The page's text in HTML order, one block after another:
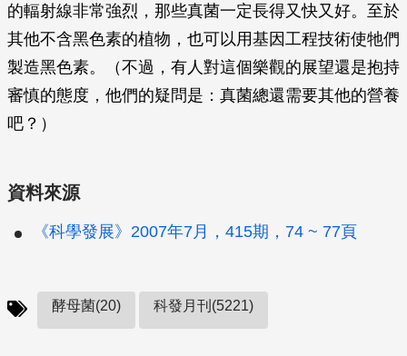
的輻射線非常強烈，那些真菌一定長得又快又好。至於
其他不含黑色素的植物，也可以用基因工程技術使牠們
製造黑色素。（不過，有人對這個樂觀的展望還是抱持
審慎的態度，他們的疑問是：真菌總還需要其他的營養
吧？）
資料來源
《科學發展》2007年7月，415期，74 ~ 77頁
酵母菌(20) 科發月刊(5221)